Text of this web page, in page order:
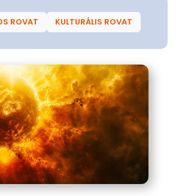
ROVAT KULTURÁLIS ROVAT